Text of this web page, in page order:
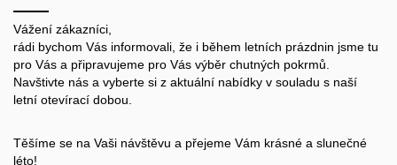
Vážení zákazníci,
rádi bychom Vás informovali, že i během letních prázdnin jsme tu
pro Vás a připravujeme pro Vás výběr chutných pokrmů.
Navštivte nás a vyberte si z aktuální nabídky v souladu s naší
letní otevírací dobou.
Těšíme se na Vaši návštěvu a přejeme Vám krásné a slunečné
léto!